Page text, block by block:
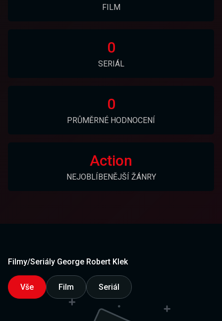
FILM
0
SERIÁL
0
PRŮMĚRNÉ HODNOCENÍ
Action
NEJOBLÍBENĚJŠÍ ŽÁNRY
Filmy/Seriály George Robert Klek
Vše Film Seriál